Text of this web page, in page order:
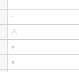
-
△
○
○